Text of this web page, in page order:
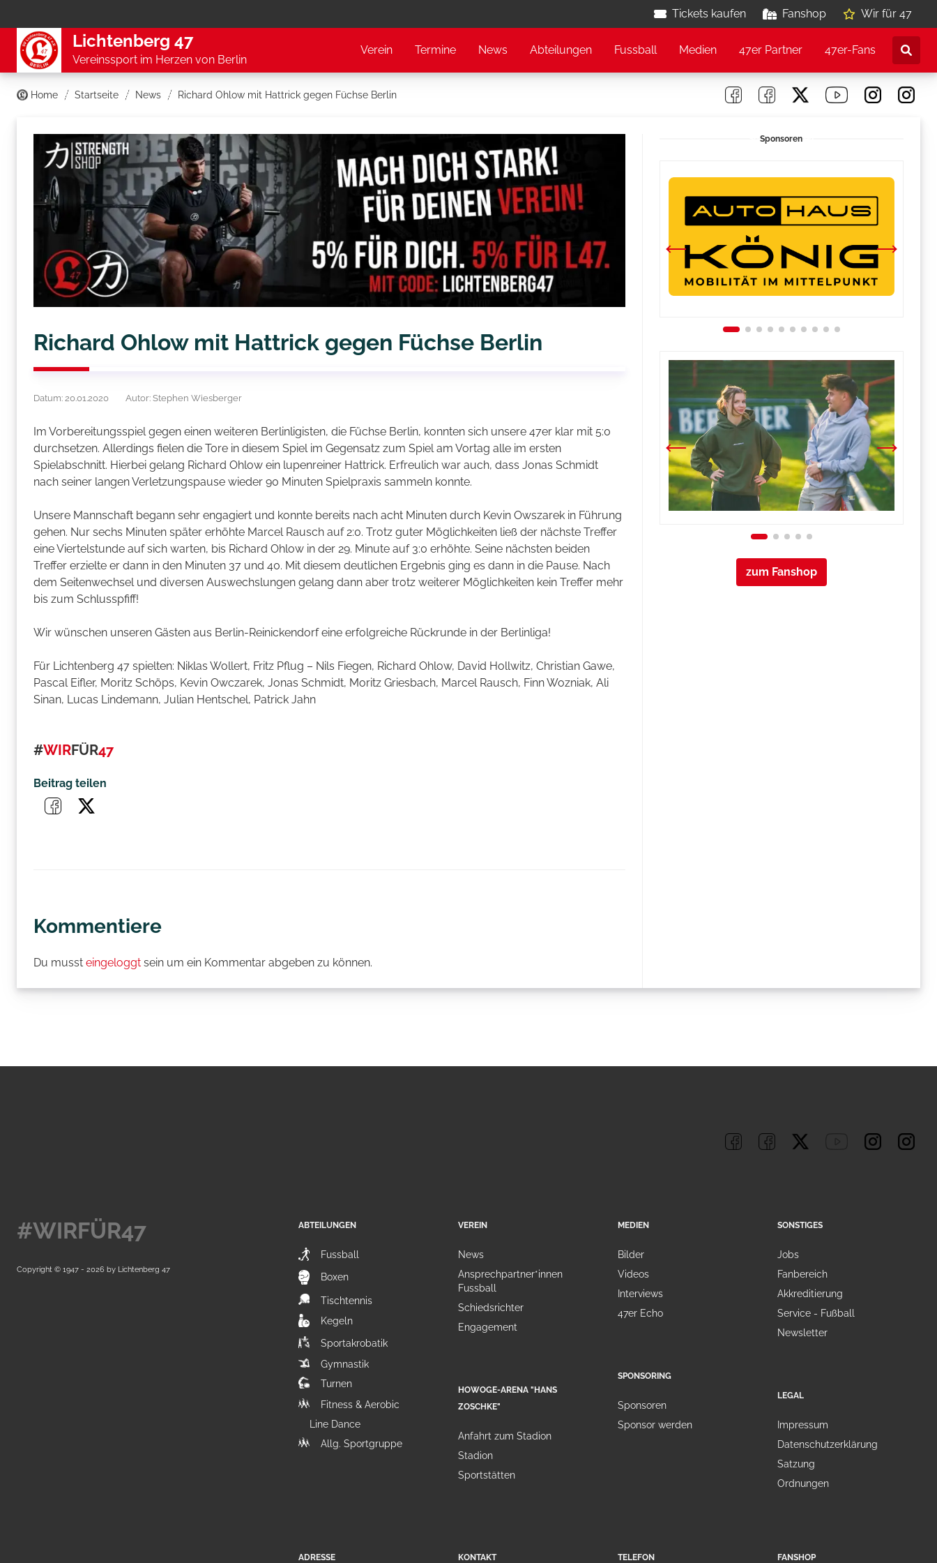
Tickets kaufen Fanshop Wir für 47
Lichtenberg 47
Vereinssport im Herzen von Berlin
Verein Termine News Abteilungen Fussball Medien 47er Partner 47er-Fans
Home Startseite News Richard Ohlow mit Hattrick gegen Füchse Berlin
Richard Ohlow mit Hattrick gegen Füchse Berlin
Datum: 20.01.2020 Autor: Stephen Wiesberger
Im Vorbereitungsspiel gegen einen weiteren Berlinligisten, die Füchse Berlin, konnten sich unsere 47er klar mit 5:0
durchsetzen. Allerdings fielen die Tore in diesem Spiel im Gegensatz zum Spiel am Vortag alle im ersten
Spielabschnitt. Hierbei gelang Richard Ohlow ein lupenreiner Hattrick. Erfreulich war auch, dass Jonas Schmidt
nach seiner langen Verletzungspause wieder 90 Minuten Spielpraxis sammeln konnte.
Unsere Mannschaft begann sehr engagiert und konnte bereits nach acht Minuten durch Kevin Owszarek in Führung
gehen. Nur sechs Minuten später erhöhte Marcel Rausch auf 2:0. Trotz guter Möglichkeiten ließ der nächste Treffer
eine Viertelstunde auf sich warten, bis Richard Ohlow in der 29. Minute auf 3:0 erhöhte. Seine nächsten beiden
Treffer erzielte er dann in den Minuten 37 und 40. Mit diesem deutlichen Ergebnis ging es dann in die Pause. Nach
dem Seitenwechsel und diversen Auswechslungen gelang dann aber trotz weiterer Möglichkeiten kein Treffer mehr
bis zum Schlusspfiff!
Wir wünschen unseren Gästen aus Berlin-Reinickendorf eine erfolgreiche Rückrunde in der Berlinliga!
Für Lichtenberg 47 spielten: Niklas Wollert, Fritz Pflug – Nils Fiegen, Richard Ohlow, David Hollwitz, Christian Gawe,
Pascal Eifler, Moritz Schöps, Kevin Owczarek, Jonas Schmidt, Moritz Griesbach, Marcel Rausch, Finn Wozniak, Ali
Sinan, Lucas Lindemann, Julian Hentschel, Patrick Jahn
#WIRFÜR47
Beitrag teilen
Kommentiere
Du musst eingeloggt sein um ein Kommentar abgeben zu können.
Sponsoren
zum Fanshop
ABTEILUNGEN
Fussball
Boxen
Tischtennis
Kegeln
Sportakrobatik
Gymnastik
Turnen
Fitness & Aerobic
Line Dance
Allg. Sportgruppe
VEREIN
News
Ansprechpartner*innen
Fussball
Schiedsrichter
Engagement
HOWOGE-ARENA "HANS
ZOSCHKE"
Anfahrt zum Stadion
Stadion
Sportstätten
MEDIEN
Bilder
Videos
Interviews
47er Echo
SPONSORING
Sponsoren
Sponsor werden
SONSTIGES
Jobs
Fanbereich
Akkreditierung
Service - Fußball
Newsletter
LEGAL
Impressum
Datenschutzerklärung
Satzung
Ordnungen
ADRESSE KONTAKT TELEFON FANSHOP
#WIRFÜR47
Copyright © 1947 - 2026 by Lichtenberg 47